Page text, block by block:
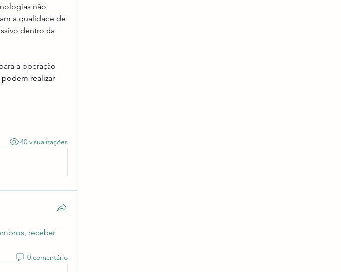
não
a qualidade de
dentro da
a operação
realizar
40 visualizações
receber
0 comentário